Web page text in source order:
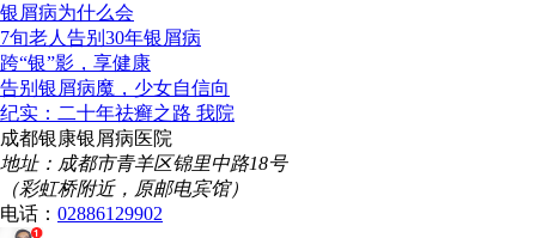
银屑病为什么会
7旬老人告别30年银屑病
跨“银”影，享健康
告别银屑病魔，少女自信向
纪实：二十年祛癣之路 我院
成都银康银屑病医院
地址：成都市青羊区锦里中路18号
（彩虹桥附近，原邮电宾馆）
电话： 02886129902